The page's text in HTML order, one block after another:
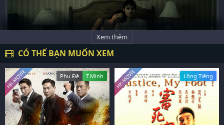
Xem thêm
CÓ THỂ BẠN MUỐN XEM
Phụ Đề T.Minh
HK-MOVIE Lồng Tiếng
HK-MOVIE